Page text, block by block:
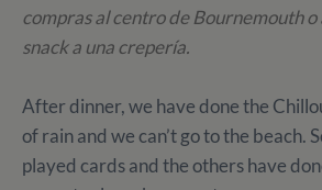
compras al centro de Bournemouth
snack a una crepería.
After dinner, we have done the
of rain and we can’t go to the beach.
played cards and the others have